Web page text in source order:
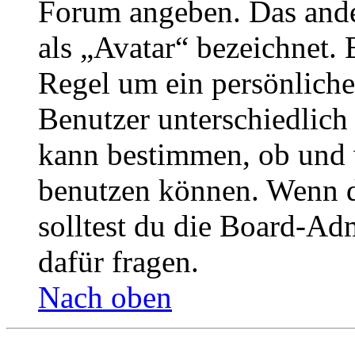
Forum angeben. Das
als „Avatar“
Regel um ein
Benutzer
kann bestimmen, ob
benutzen können. Wenn
solltest du die Board-
dafür fragen.
Nach oben